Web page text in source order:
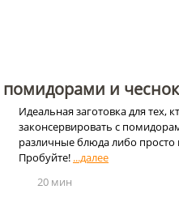
и
Идеальная заготовка для тех,
законсервировать с
различные блюда либо просто
Пробуйте!
20 мин